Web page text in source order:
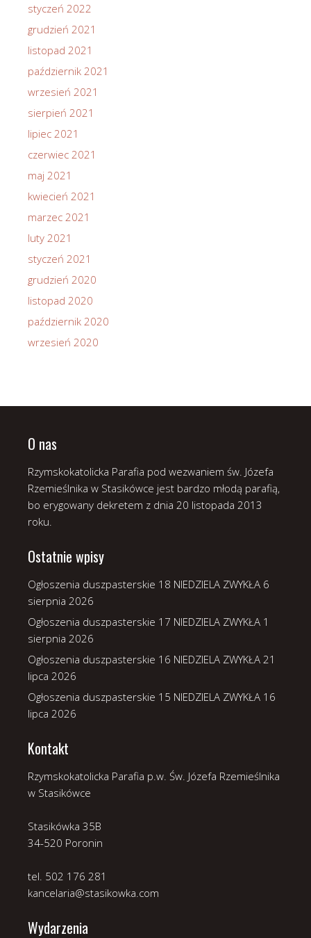
styczeń 2022
grudzień 2021
listopad 2021
październik 2021
wrzesień 2021
sierpień 2021
lipiec 2021
czerwiec 2021
maj 2021
kwiecień 2021
marzec 2021
luty 2021
styczeń 2021
grudzień 2020
listopad 2020
październik 2020
wrzesień 2020
O nas
Rzymskokatolicka Parafia pod wezwaniem św. Józefa
Rzemieślnika w Stasikówce jest bardzo młodą parafią,
bo erygowany dekretem z dnia 20 listopada 2013
roku.
Ostatnie wpisy
Ogłoszenia duszpasterskie 18 NIEDZIELA ZWYKŁA 6
sierpnia 2026
Ogłoszenia duszpasterskie 17 NIEDZIELA ZWYKŁA 1
sierpnia 2026
Ogłoszenia duszpasterskie 16 NIEDZIELA ZWYKŁA 21
lipca 2026
Ogłoszenia duszpasterskie 15 NIEDZIELA ZWYKŁA 16
lipca 2026
Kontakt
Rzymskokatolicka Parafia p.w. Św. Józefa Rzemieślnika
w Stasikówce
Stasikówka 35B
34-520 Poronin
tel. 502 176 281
kancelaria@stasikowka.com
Wydarzenia